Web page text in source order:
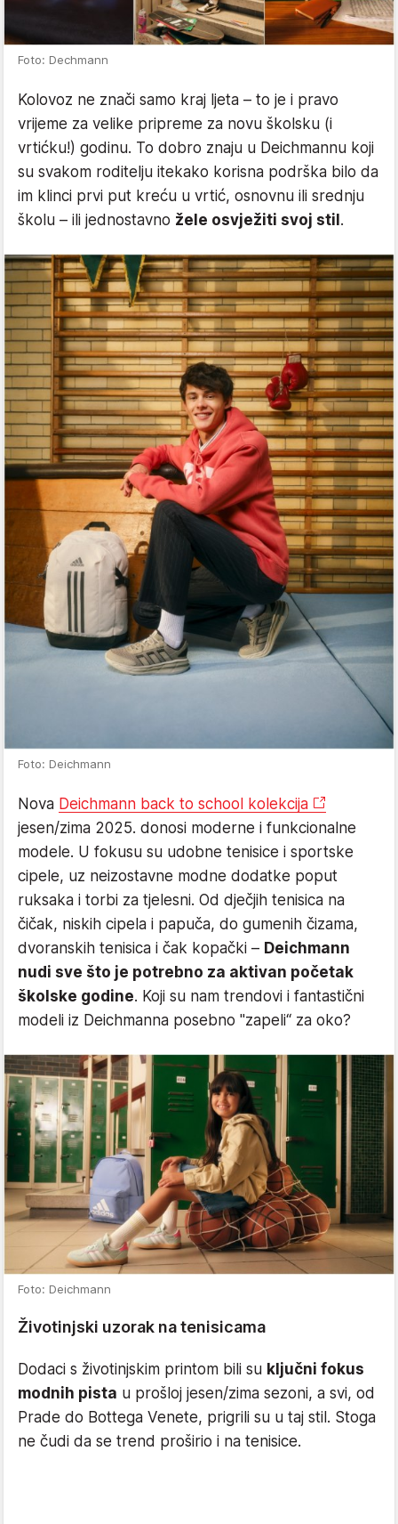
Foto: Dechmann
Kolovoz ne znači samo kraj ljeta – to je i pravo
vrijeme za velike pripreme za novu školsku (i
vrtićku!) godinu. To dobro znaju u Deichmannu koji
su svakom roditelju itekako korisna podrška bilo da
im klinci prvi put kreću u vrtić, osnovnu ili srednju
školu – ili jednostavno žele osvježiti svoj stil.
Foto: Deichmann
Nova Deichmann back to school kolekcija
jesen/zima 2025. donosi moderne i funkcionalne
modele. U fokusu su udobne tenisice i sportske
cipele, uz neizostavne modne dodatke poput
ruksaka i torbi za tjelesni. Od dječjih tenisica na
čičak, niskih cipela i papuča, do gumenih čizama,
dvoranskih tenisica i čak kopački – Deichmann
nudi sve što je potrebno za aktivan početak
školske godine. Koji su nam trendovi i fantastični
modeli iz Deichmanna posebno "zapeli“ za oko?
Foto: Deichmann
Životinjski uzorak na tenisicama
Dodaci s životinjskim printom bili su ključni fokus
modnih pista u prošloj jesen/zima sezoni, a svi, od
Prade do Bottega Venete, prigrili su u taj stil. Stoga
ne čudi da se trend proširio i na tenisice.